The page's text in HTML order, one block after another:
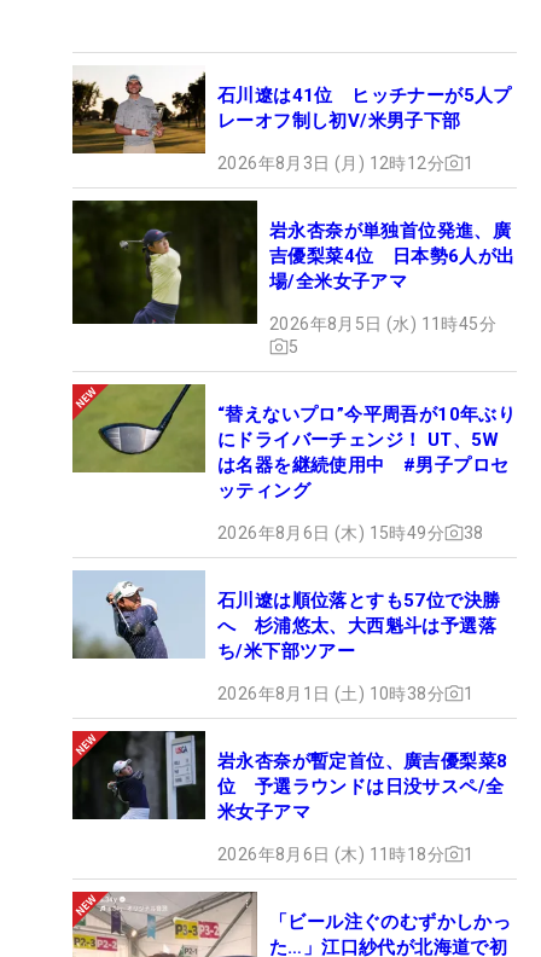
石川遼は41位 ヒッチナーが5人プ
レーオフ制し初V/米男子下部
2026年8月3日 (月) 12時12分 1
岩永杏奈が単独首位発進、廣
吉優梨菜4位 日本勢6人が出
場/全米女子アマ
2026年8月5日 (水) 11時45分
5
“替えないプロ”今平周吾が10年ぶり
にドライバーチェンジ！ UT、5W
は名器を継続使用中 #男子プロセ
ッティング
2026年8月6日 (木) 15時49分 38
石川遼は順位落とすも57位で決勝
へ 杉浦悠太、大西魁斗は予選落
ち/米下部ツアー
2026年8月1日 (土) 10時38分 1
岩永杏奈が暫定首位、廣吉優梨菜8
位 予選ラウンドは日没サスペ/全
米女子アマ
2026年8月6日 (木) 11時18分 1
「ビール注ぐのむずかしかっ
た…」江口紗代が北海道で初